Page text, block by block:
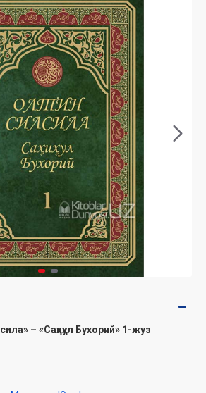
– «Саҳиҳул Бухорий» 1-жуз